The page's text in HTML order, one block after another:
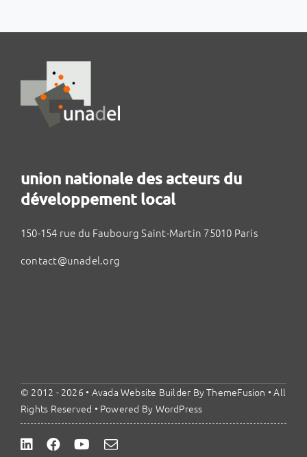
union nationale des acteurs du
développement local
150-154 rue du Faubourg Saint-Martin 75010 Paris
contact@unadel.org
© 2012 - 2026 • Avada Website Builder ByThemeFusion • All
Rights Reserved • Powered By WordPress